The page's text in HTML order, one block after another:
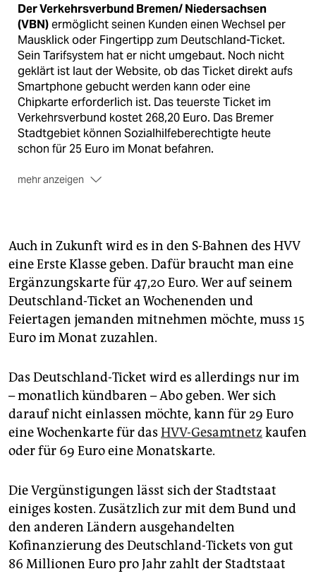
Der Verkehrsverbund Bremen/ Niedersachsen
(VBN)ermöglicht seinen Kunden einen Wechsel per
Mausklick oder Fingertipp zum Deutschland-Ticket.
Sein Tarifsystem hat er nicht umgebaut. Noch nicht
geklärt ist laut der Website, ob das Ticket direkt aufs
Smartphone gebucht werden kann oder eine
Chipkarte erforderlich ist. Das teuerste Ticket im
Verkehrsverbund kostet 268,20 Euro. Das Bremer
Stadtgebiet können Sozialhilfeberechtigte heute
schon für 25 Euro im Monat befahren.
mehr anzeigen
Hannover Jobticket und das Hannover Sozialticket
für jeweils 30,40 Euro im Monat. Gegen einen
monatlichen Aufpreis von 4,90 Euro kann man im
Gebiet des GVH einen Erwachsenen oder drei Kinder
montags bis freitags ab 19 Uhr sowie an
Wochenenden und Feiertagen ganztägig mitnehmen.
Beim Jobticket müssen Firmen 60 Prozent zahlen, der
GVH erlässt den Rest – die Arbeitnehmer fahren
Auch in Zukunft wird es in den S-Bahnen des HVV
eine Erste Klasse geben. Dafür braucht man eine
Ergänzungskarte für 47,20 Euro. Wer auf seinem
Deutschland-Ticket an Wochenenden und
Feiertagen jemanden mitnehmen möchte, muss 15
Euro im Monat zuzahlen.
Das Deutschland-Ticket wird es allerdings nur im
– monatlich kündbaren – Abo geben. Wer sich
darauf nicht einlassen möchte, kann für 29 Euro
eine Wochenkarte für das HVV-Gesamtnetz kaufen
oder für 69 Euro eine Monatskarte.
Die Vergünstigungen lässt sich der Stadtstaat
einiges kosten. Zusätzlich zur mit dem Bund und
den anderen Ländern ausgehandelten
Kofinanzierung des Deutschland-Tickets von gut
86 Millionen Euro pro Jahr zahlt der Stadtstaat